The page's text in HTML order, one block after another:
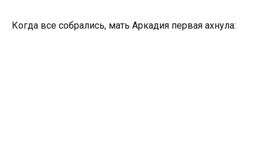
Когда все собрались, мать Аркадия первая ахнула: